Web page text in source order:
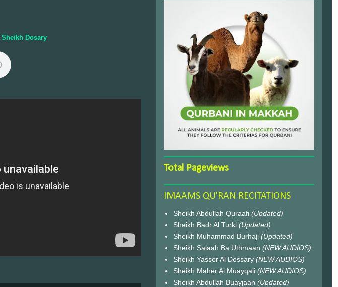
Sheikh Dosary
Total Pageviews
IMAAMS QU'RAN RECITATIONS
Sheikh Abdullah Quraafi (Updated)
Sheikh Badr Al Turki (Updated)
Sheikh Muhammad Burhaji (Updated)
Sheikh Salaah Ba Uthmaan (NEW AUDIOS)
Sheikh Yasser Al Dossary (NEW AUDIOS)
Sheikh Maher Al Muayqali (NEW AUDIOS)
Sheikh Abdullah Buayjaan (Updated)